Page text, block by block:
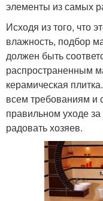
элементы из самых
Исходя из того, что
влажность, подбор
должен быть
распространенным
керамическая
всем требованиям и
правильном уходе
радовать хозяев.